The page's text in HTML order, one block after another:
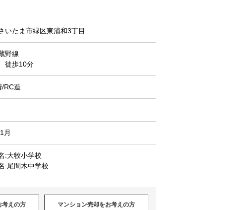
いたま市緑区東浦和3丁目
野線
徒歩10分
/RC造
月
:大牧小学校
:尾間木中学校
考えの方 マンション売却をお考えの方